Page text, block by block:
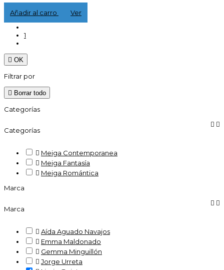
3,00 €
Añadir al carro
Ver
1
 OK
Filtrar por
 Borrar todo
Categorías
Categorías
 
 Meiga Contemporanea
 Meiga Fantasía
 Meiga Romántica
Marca
Marca
 
 Aída Aguado Navajos
 Emma Maldonado
 Gemma Minguillón
 Jorge Urreta